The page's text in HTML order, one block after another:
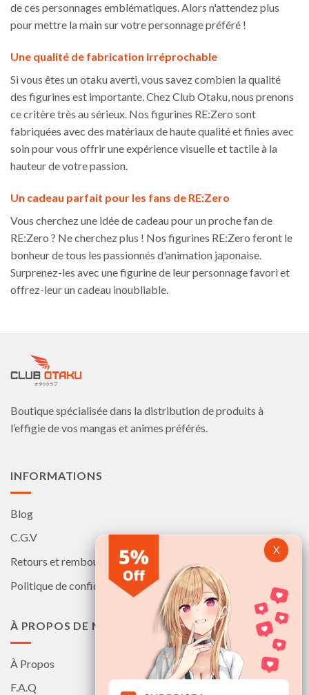
de ces personnages emblématiques. Alors n'attendez plus
pour mettre la main sur votre personnage préféré !
Une qualité de fabrication irréprochable
Si vous êtes un otaku averti, vous savez combien la qualité
des figurines est importante. Chez Club Otaku, nous prenons
ce critère très au sérieux. Nos figurines RE:Zero sont
fabriquées avec des matériaux de haute qualité et finies avec
soin pour vous offrir une expérience visuelle et tactile à la
hauteur de votre passion.
Un cadeau parfait pour les fans de RE:Zero
Vous cherchez une idée de cadeau pour un proche fan de
RE:Zero ? Ne cherchez plus ! Nos figurines RE:Zero feront le
bonheur de tous les passionnés d'animation japonaise.
Surprenez-les avec une figurine de leur personnage favori et
offrez-leur un cadeau inoubliable.
Boutique spécialisée dans la distribution de produits à
l’effigie de vos mangas et animes préférés.
INFORMATIONS
Blog
C.G.V
Retours et remboursements
Politique de confidentialité
À PROPOS DE NOUS
À Propos
F.A.Q